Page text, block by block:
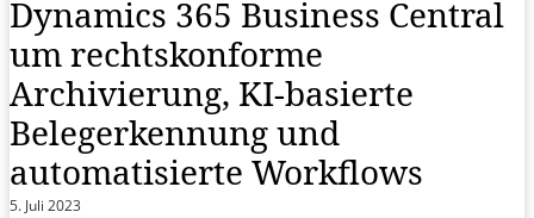
Dynamics 365 Business Central
um rechtskonforme
Archivierung, KI-basierte
Belegerkennung und
automatisierte Workflows
5. Juli 2023